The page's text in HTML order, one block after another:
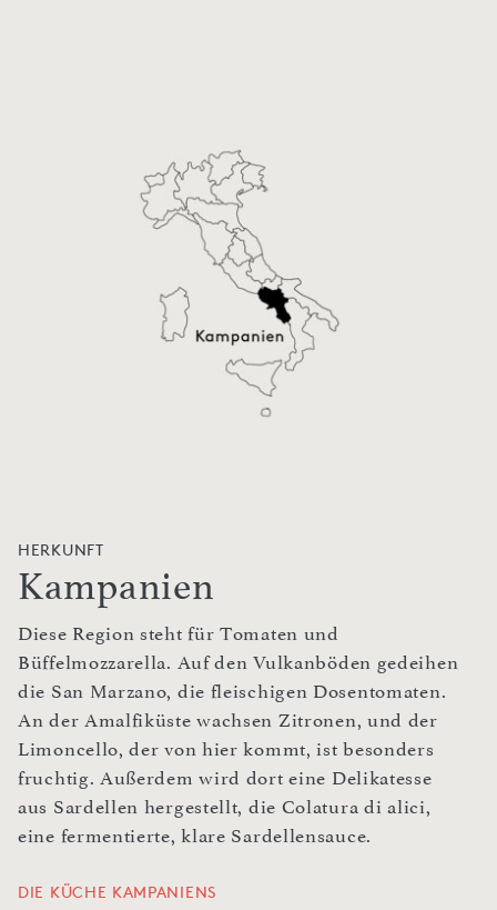
HERKUNFT
Kampanien
Diese Region steht für Tomaten und
Büffelmozzarella. Auf den Vulkanböden gedeihen
die San Marzano, die fleischigen Dosentomaten.
An der Amalfiküste wachsen Zitronen, und der
Limoncello, der von hier kommt, ist besonders
fruchtig. Außerdem wird dort eine Delikatesse
aus Sardellen hergestellt, die Colatura di alici,
eine fermentierte, klare Sardellensauce.
DIE KÜCHE KAMPANIENS